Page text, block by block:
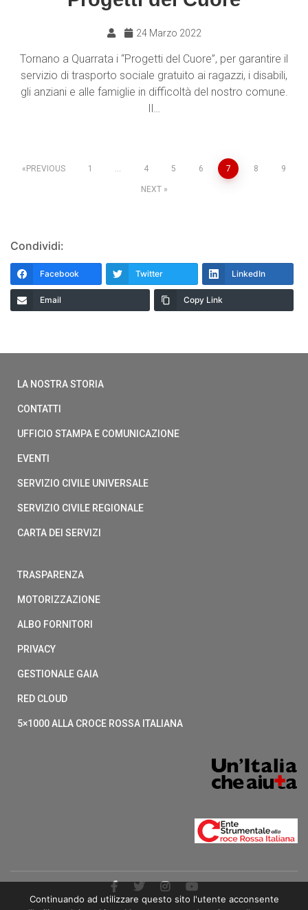
24 Marzo 2022
Tornano a Quarrata i “Progetti del Cuore”, per garantire il
servizio di trasporto sociale gratuito ai ragazzi, i disabili,
gli anziani e alle famiglie in difficoltà del nostro comune.
Il…
PREVIOUS 1 … 4 5 6 7 8 9
NEXT
Condividi:
Facebook Twitter LinkedIn
Email Copy Link
LA NOSTRA STORIA
CONTATTI
UFFICIO STAMPA E COMUNICAZIONE
EVENTI
SERVIZIO CIVILE UNIVERSALE
SERVIZIO CIVILE REGIONALE
CARTA DEI SERVIZI
TRASPARENZA
MOTORIZZAZIONE
ALBO FORNITORI
PRIVACY
GESTIONALE GAIA
RED CLOUD
5×1000 ALLA CROCE ROSSA ITALIANA
Continuando ad utilizzare questo sito l'utente acconsente